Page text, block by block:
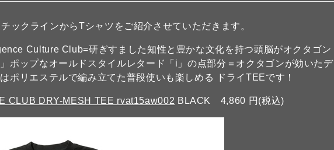
ックラインからTシャツをご紹介させていただきます。
Culture Club=研ぎすました知性と豊かな文化を持つ頭脳がオクタゴン
ポップなオールドスタイルレタード「i」の点部分＝オクタゴンが効いたデ
ポリエステルで編み立てた普段使いも楽しめる ドライTEEです！
CLUB DRY-MESH TEE rvat15aw002 BLACK 4,860 円(税込)